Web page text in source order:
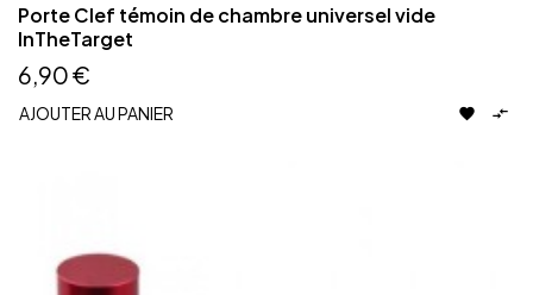
Porte Clef témoin de chambre universel vide
InTheTarget
6,90 €
AJOUTER AU PANIER  